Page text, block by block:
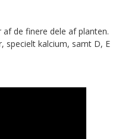
de finere dele af planten.
specielt kalcium, samt D, E